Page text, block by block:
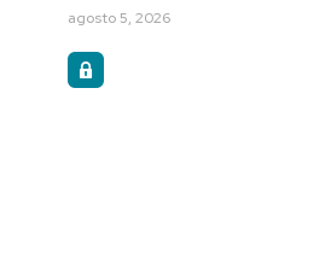
agosto 5, 2026